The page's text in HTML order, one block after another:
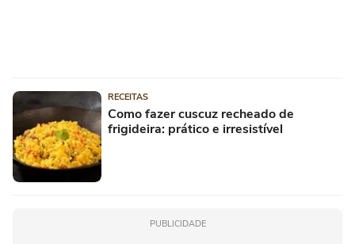
RECEITAS
Como fazer cuscuz recheado de
frigideira: prático e irresistível
PUBLICIDADE